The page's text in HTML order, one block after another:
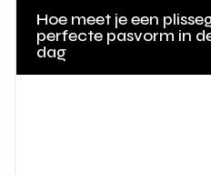
Hoe meet je een
perfecte pasvorm in
dag